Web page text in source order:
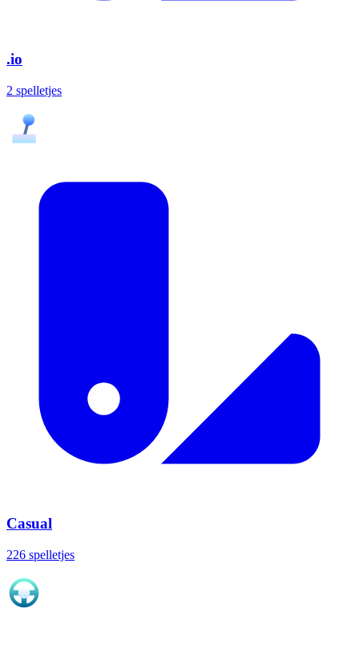
.io
2 spelletjes
Casual
226 spelletjes